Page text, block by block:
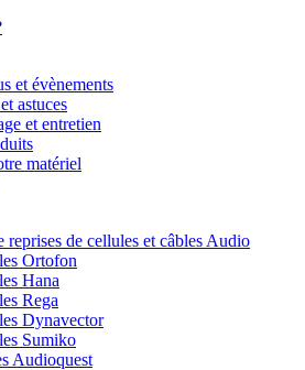
et évènements
astuces
et entretien
matériel
reprises de cellules et câbles Audio
Ortofon
Hana
Rega
Dynavector
Sumiko
Audioquest